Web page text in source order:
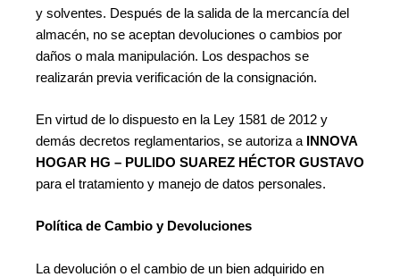
y solventes. Después de la salida de la mercancía del
almacén, no se aceptan devoluciones o cambios por
daños o mala manipulación. Los despachos se
realizarán previa verificación de la consignación.
En virtud de lo dispuesto en la Ley 1581 de 2012 y
demás decretos reglamentarios, se autoriza a
INNOVA
HOGAR HG – PULIDO SUAREZ HÉCTOR GUSTAVO
para el tratamiento y manejo de datos personales.
Política de Cambio y Devoluciones
La devolución o el cambio de un bien adquirido en